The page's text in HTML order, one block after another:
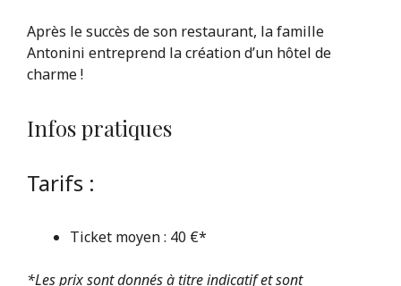
Après le succès de son restaurant, la famille
Antonini entreprend la création d’un hôtel de
charme !
Infos pratiques
Tarifs :
Ticket moyen : 40 €*
*Les prix sont donnés à titre indicatif et sont